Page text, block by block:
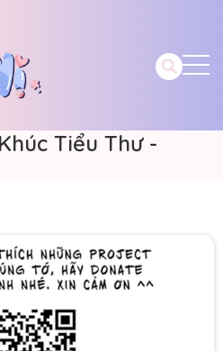
Tiểu Thư -